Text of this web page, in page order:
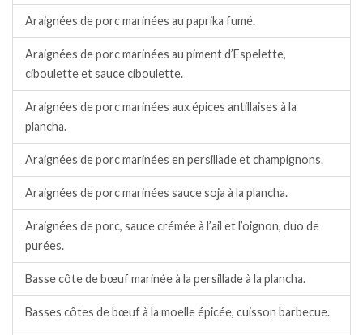
Araignées de porc marinées au paprika fumé.
Araignées de porc marinées au piment d’Espelette,
ciboulette et sauce ciboulette.
Araignées de porc marinées aux épices antillaises à la
plancha.
Araignées de porc marinées en persillade et champignons.
Araignées de porc marinées sauce soja à la plancha.
Araignées de porc, sauce crémée à l’ail et l’oignon, duo de
purées.
Basse côte de bœuf marinée à la persillade à la plancha.
Basses côtes de bœuf à la moelle épicée, cuisson barbecue.